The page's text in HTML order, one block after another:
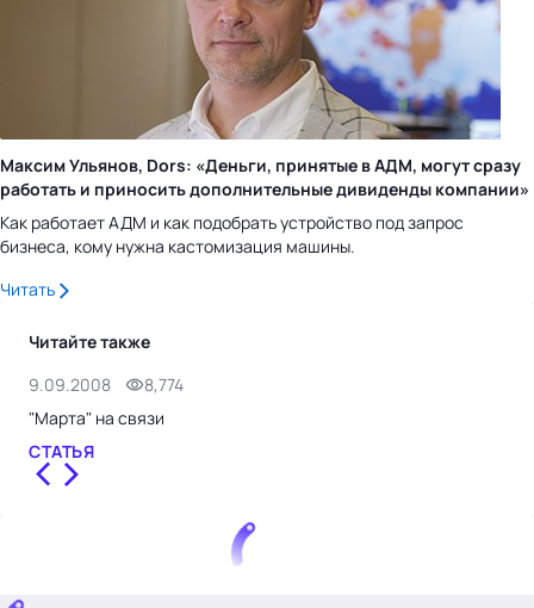
Максим Ульянов, Dors: «Деньги, принятые в АДМ, могут сразу
работать и приносить дополнительные дивиденды компании»
Как работает АДМ и как подобрать устройство под запрос
бизнеса, кому нужна кастомизация машины.
Читать
Читайте также
9.09.2008
8,774
"Марта" на связи
СТАТЬЯ